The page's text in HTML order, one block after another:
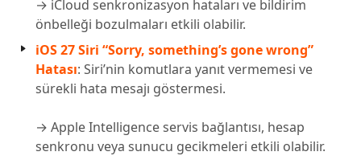
→ iCloud senkronizasyon hataları ve bildirim
önbelleği bozulmaları etkili olabilir.
iOS 27 Siri “Sorry, something’s gone wrong”
Hatası: Siri’nin komutlara yanıt vermemesi ve
sürekli hata mesajı göstermesi.
→ Apple Intelligence servis bağlantısı, hesap
senkronu veya sunucu gecikmeleri etkili olabilir.